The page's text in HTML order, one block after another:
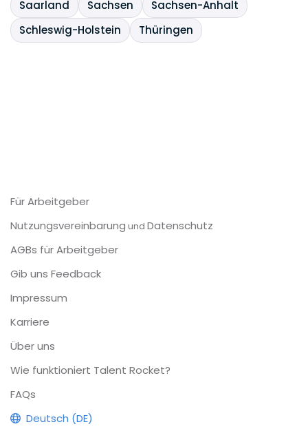
Saarland
Sachsen
Sachsen-Anhalt
Schleswig-Holstein
Thüringen
Für Arbeitgeber
Nutzungsvereinbarung und Datenschutz
AGBs für Arbeitgeber
Gib uns Feedback
Impressum
Karriere
Über uns
Wie funktioniert Talent Rocket?
FAQs
Deutsch (DE)